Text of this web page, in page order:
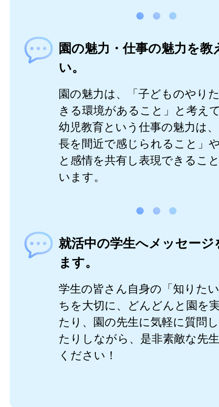
園の魅力・仕事の魅力を教
い。
園の魅力は、「子どものやり
きる環境があること」と考え
幼児教育という仕事の魅力は
長を間近で感じられること」
と感情を共有し表現できるこ
います。
就活中の学生へメッセージ
ます。
学生の皆さん自身の「知りた
ちを大切に、どんどんと園を
たり、園の先生に気軽に質問
たりしながら、是非素敵な先
ください！